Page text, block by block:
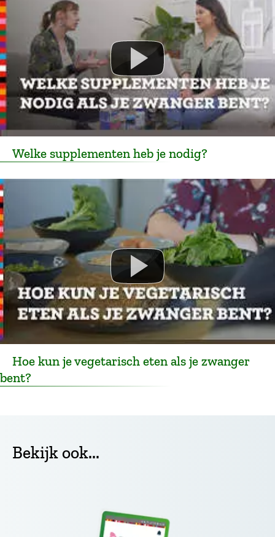
Welke supplementen heb je nodig?
Hoe kun je vegetarisch eten als je zwanger
bent?
Bekijk ook...